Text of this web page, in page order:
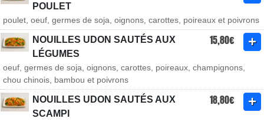
POULET
poulet, oeuf, germes de soja, oignons, carottes, poireaux et poivrons
NOUILLES UDON SAUTÉS AUX
LÉGUMES
15,80€
oeuf, germes de soja, oignons, carottes, poireaux, champignons,
chou chinois, bambou et poivrons
NOUILLES UDON SAUTÉS AUX
SCAMPI
18,80€